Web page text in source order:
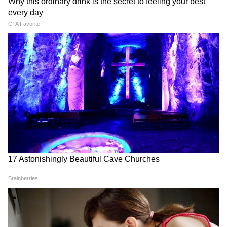
Buddha Pushya Nakshatra
Gochar: বুধের নক্ষত্র পরিবর্তন,
ভাগ্য খুলতে চলেছে ৫ রাশির,
তালিকায় কে কে?
Ajker Rashifal: আপনাকে
পারিবারিক কলহ থেকে দূরে
থাকতে হবে! দেখে নিন কী বলছে
আপনার রাশিফল
LATEST VIDEOS
Samik Bhattacharya: কাশ্মীর মাঙ্গে
আজাদি স্লোগান তুললে একটাও মার বাইরে
পরবে না, Gen Zকে সতর্ক শমীকের
Chinsurah | বিধায়কের এক ধমকেই কেমন
'মিনমিন' করছে ঠিকাদার, মুহূর্তে বদলে গেল
ছবি!